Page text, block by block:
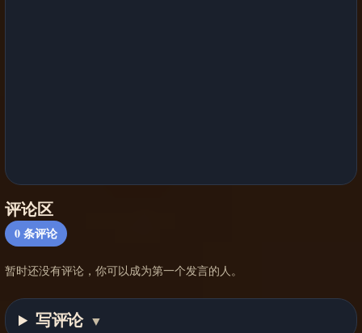
评论区
0条评论
暂时还没有评论，你可以成为第一个发言的人。
写评论 ▼